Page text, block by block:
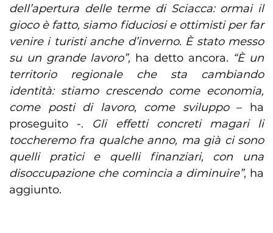
dell’apertura delle terme di Sciacca: ormai il
gioco è fatto, siamo fiduciosi e ottimisti per far
venire i turisti anche d’inverno. È stato messo
su un grande lavoro”, ha detto ancora. “È un
territorio regionale che sta cambiando
identità: stiamo crescendo come economia,
come posti di lavoro, come sviluppo– ha
proseguito -. Gli effetti concreti magari li
toccheremo fra qualche anno, ma già ci sono
quelli pratici e quelli finanziari, con una
disoccupazione che comincia a diminuire”, ha
aggiunto.